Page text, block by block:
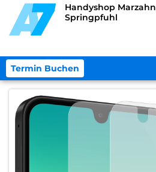
Handyshop Marzahn
Springpfuhl
Termin Buchen